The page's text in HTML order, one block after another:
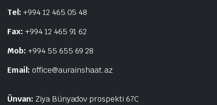
Tel: +994 12 465 05 48
Fax: +994 12 465 91 62
Mob: +994 55 655 69 28
Email: office@aurainshaat.az
Ünvan: Ziya Bünyadov prospekti 67C